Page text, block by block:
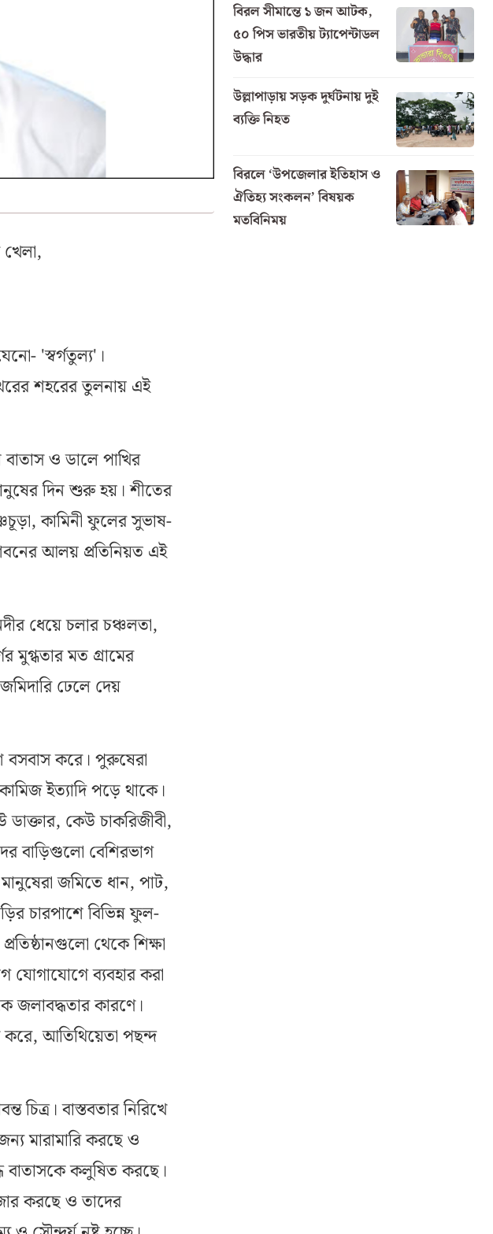
'স্বর্গতুল্য'।
শহরের তুলনায় এই
বাতাস ও ডালে পাখির
দিন শুরু হয়। শীতের
কামিনী ফুলের সুভাষ-
আলয় প্রতিনিয়ত এই
ধেয়ে চলার চঞ্চলতা,
মুগ্ধতার মত গ্রামের
ঢেলে দেয়
বসবাস করে। পুরুষেরা
ইত্যাদি পড়ে থাকে।
কেউ চাকরিজীবী,
বাড়িগুলো বেশিরভাগ
জমিতে ধান, পাট,
চারপাশে বিভিন্ন ফুল-
থেকে শিক্ষা
যোগাযোগে ব্যবহার করা
জলাবদ্ধতার কারণে।
করে, আতিথিয়েতা পছন্দ
চিত্র। বাস্তবতার নিরিখে
মারামারি করছে ও
বাতাসকে কলুষিত করছে।
করছে ও তাদের
বিরল সীমান্তে ১ জন আটক,
৫০ পিস ভারতীয় ট্যাপেন্টাডল
উদ্ধার
উল্লাপাড়ায় সড়ক দুর্ঘটনায় দুই
ব্যক্তি নিহত
বিরলে ‘উপজেলার ইতিহাস ও
ঐতিহ্য সংকলন’ বিষয়ক
মতবিনিময়